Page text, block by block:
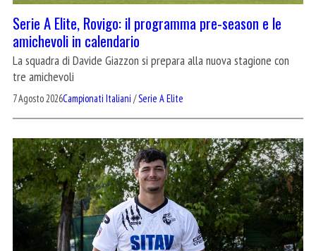
Serie A Elite, Rovigo: il programma pre-season e le
amichevoli in calendario
La squadra di Davide Giazzon si prepara alla nuova stagione con
tre amichevoli
7 Agosto 2026Campionati Italiani /Serie A Elite